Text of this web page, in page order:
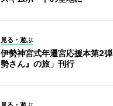
見る・遊ぶ
伊勢神宮式年遷宮応援本第2
勢さん』の旅」刊行